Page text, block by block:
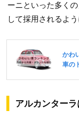
ーニといった多く
して採用されるよう
アルカンター